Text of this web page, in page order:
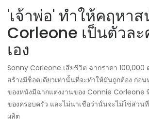
'เจ้าพ่อ' ทำให้คฤหาส
Corleone เป็นตัวล
เอง
Sonny Corleone เสียชีวิต ฉากราคา 100,000
สร้างมีช็อตเดียวเท่านั้นที่จะทำให้มันถูกต้อง ก่อ
ของหนังมีฉากแต่งงานของ Connie Corleone
ของครอบครัว และไม่น่าเชื่อว่านั่นจะไม่ใช่ส่วน
ผลิต